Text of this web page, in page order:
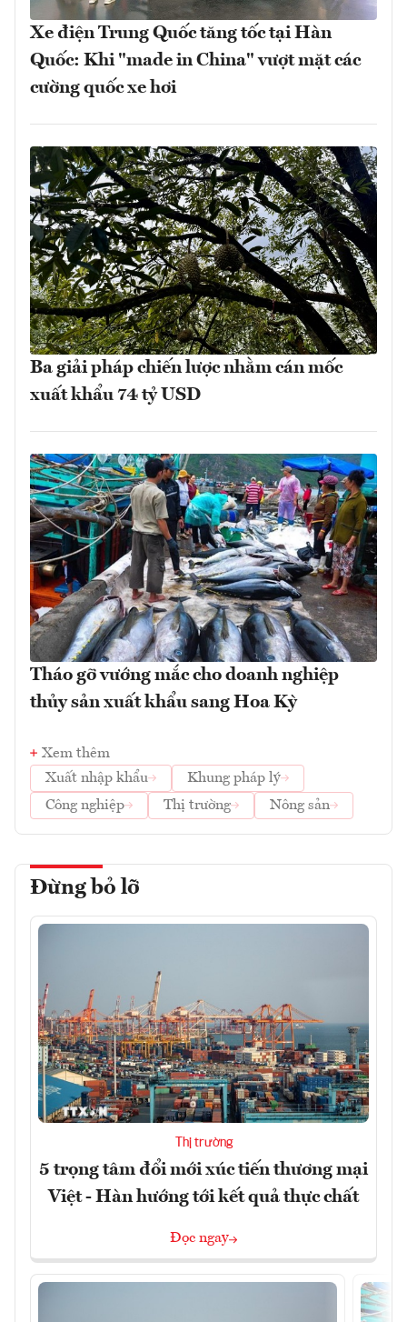
Xe điện Trung Quốc tăng tốc tại Hàn
Quốc: Khi "made in China" vượt mặt các
cường quốc xe hơi
Ba giải pháp chiến lược nhằm cán mốc
xuất khẩu 74 tỷ USD
Tháo gỡ vướng mắc cho doanh nghiệp
thủy sản xuất khẩu sang Hoa Kỳ
Xem thêm
Xuất nhập khẩu
Khung pháp lý
Công nghiệp
Thị trường Nông sản
Đừng bỏ lỡ
Thị trường
5 trọng tâm đổi mới xúc tiến thương mại
Việt - Hàn hướng tới kết quả thực chất
Đọc ngay